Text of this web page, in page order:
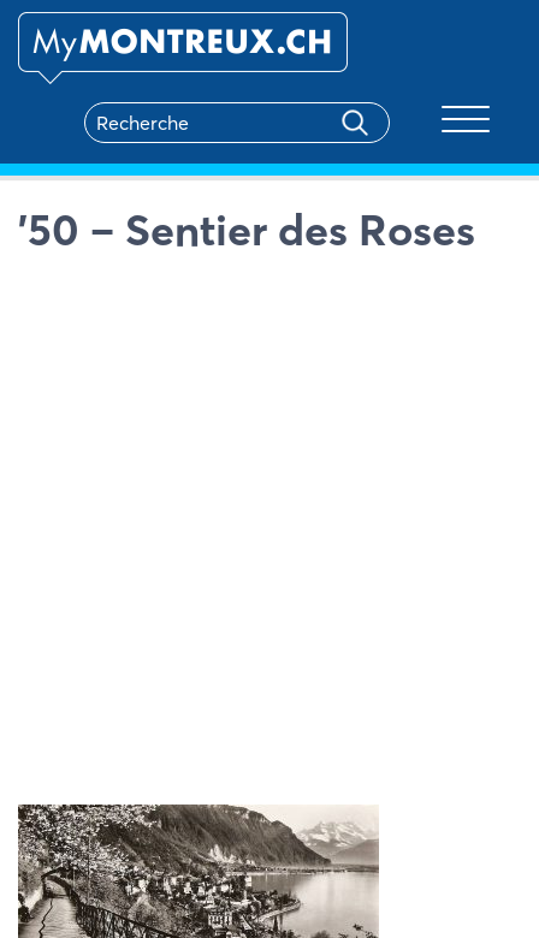
’50 – Sentier des Roses